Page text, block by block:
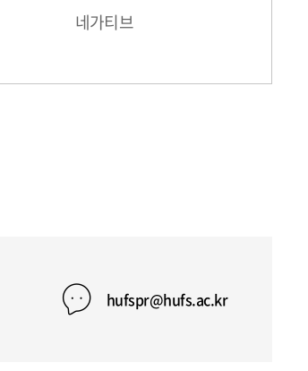
네가티브
hufspr@hufs.ac.kr